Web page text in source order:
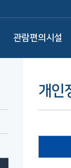
관람편의시설
개인